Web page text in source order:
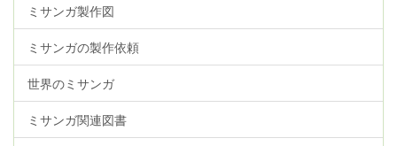
ミサンガ製作図
ミサンガの製作依頼
世界のミサンガ
ミサンガ関連図書